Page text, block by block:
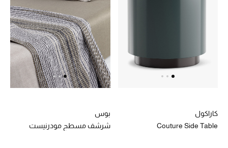
كاراكول
Couture Side Table
بوس
شرشف مسطح مودرنيست